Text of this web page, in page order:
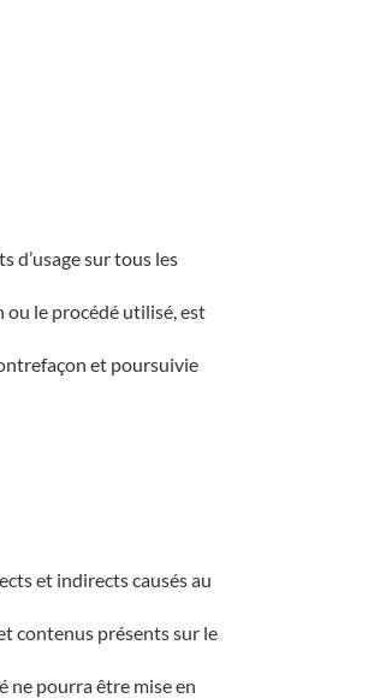
d’usage sur tous les
le procédé utilisé, est
et poursuivie
et indirects causés au
contenus présents sur le
ne pourra être mise en